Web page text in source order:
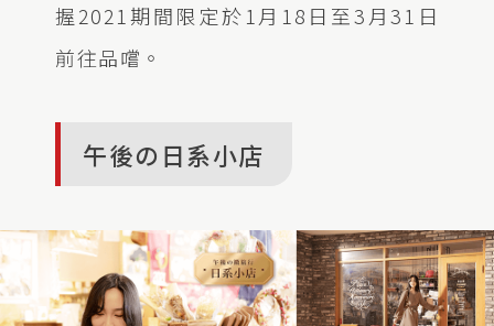
握2021期間限定於1月18日至3月31日
前往品嚐。
午後の日系小店